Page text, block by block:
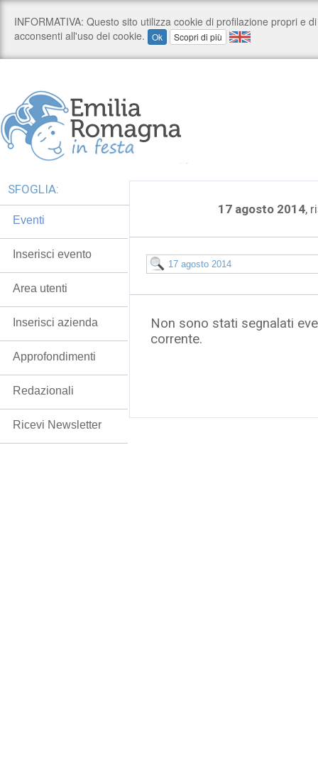
17 agosto 2014,
Non sono stati segnalati
corrente.
SFOGLIA:
Eventi
Inserisci evento
Area utenti
Inserisci azienda
Approfondimenti
Redazionali
Ricevi Newsletter